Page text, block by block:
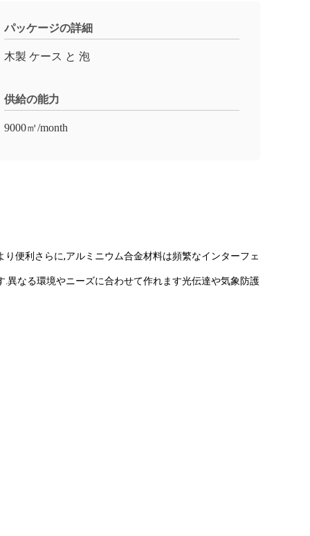
パッケージの詳細
木製 ケース と 泡
供給の能力
9000㎡/month
便利さらに,アルミニウム合金材料は頻繁なインターフェ
異なる環境やニーズに合わせて作れます光伝達や気象防護